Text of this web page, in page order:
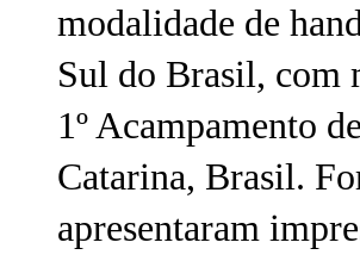
modalidade de
Sul do Brasil, com
1º Acampamento
Catarina, Brasil.
apresentaram